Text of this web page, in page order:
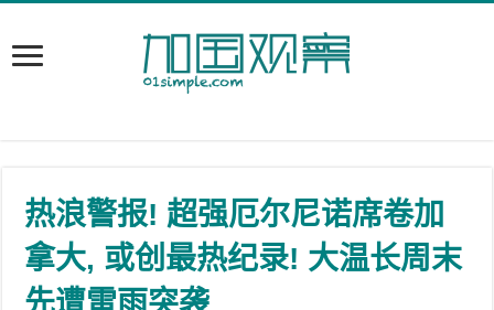
热浪警报! 超强厄尔尼诺席卷加
拿大, 或创最热纪录! 大温长周末
先遭雷雨突袭